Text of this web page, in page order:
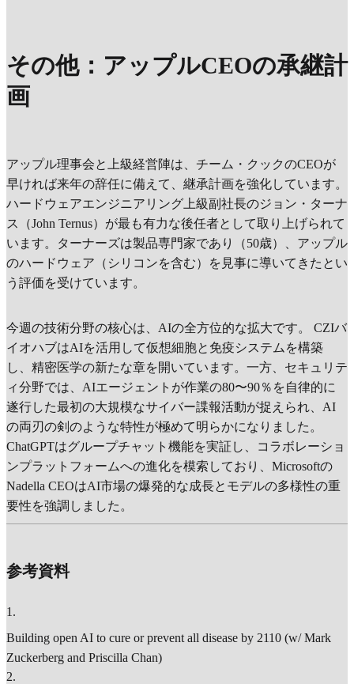
その他：アップルCEOの承継計
画
アップル理事会と上級経営陣は、チーム・クックのCEOが
早ければ来年の辞任に備えて、継承計画を強化しています。
ハードウェアエンジニアリング上級副社長のジョン・ターナ
ス（John Ternus）が最も有力な後任者として取り上げられて
います。ターナーズは製品専門家であり（50歳）、アップル
のハードウェア（シリコンを含む）を見事に導いてきたとい
う評価を受けています。
今週の技術分野の核心は、AIの全方位的な拡大です。 CZIバ
イオハブはAIを活用して仮想細胞と免疫システムを構築
し、精密医学の新たな章を開いています。一方、セキュリテ
ィ分野では、AIエージェントが作業の80〜90％を自律的に
遂行した最初の大規模なサイバー諜報活動が捉えられ、AI
の両刃の剣のような特性が極めて明らかになりました。
ChatGPTはグループチャット機能を実証し、コラボレーショ
ンプラットフォームへの進化を模索しており、Microsoftの
Nadella CEOはAI市場の爆発的な成長とモデルの多様性の重
要性を強調しました。
参考資料
1 .
Building open AI to cure or prevent all disease by 2110 (w/ Mark
Zuckerberg and Priscilla Chan)
2.